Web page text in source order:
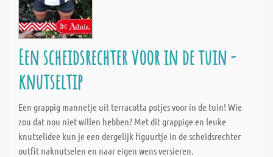
Een scheidsrechter voor in de tuin -
knutseltip
Een grappig mannetje uit terracotta potjes voor in de tuin! Wie
zou dat nou niet willen hebben? Met dit grappige en leuke
knutselidee kun je een dergelijk figuurtje in de scheidsrechter
outfit naknutselen en naar eigen wens versieren.